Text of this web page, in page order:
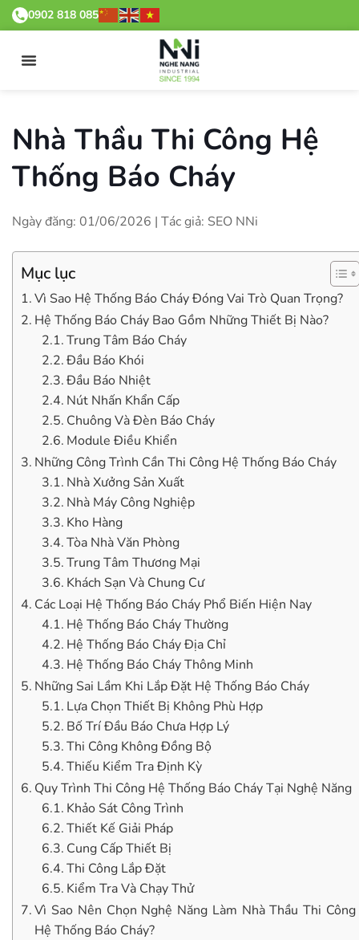
0902 818 085
Nhà Thầu Thi Công Hệ
Thống Báo Cháy
Ngày đăng: 01/06/2026 | Tác giả: SEO NNi
Mục lục
Vì Sao Hệ Thống Báo Cháy Đóng Vai Trò Quan Trọng?
Hệ Thống Báo Cháy Bao Gồm Những Thiết Bị Nào?
Trung Tâm Báo Cháy
Đầu Báo Khói
Đầu Báo Nhiệt
Nút Nhấn Khẩn Cấp
Chuông Và Đèn Báo Cháy
Module Điều Khiển
Những Công Trình Cần Thi Công Hệ Thống Báo Cháy
Nhà Xưởng Sản Xuất
Nhà Máy Công Nghiệp
Kho Hàng
Tòa Nhà Văn Phòng
Trung Tâm Thương Mại
Khách Sạn Và Chung Cư
Các Loại Hệ Thống Báo Cháy Phổ Biến Hiện Nay
Hệ Thống Báo Cháy Thường
Hệ Thống Báo Cháy Địa Chỉ
Hệ Thống Báo Cháy Thông Minh
Những Sai Lầm Khi Lắp Đặt Hệ Thống Báo Cháy
Lựa Chọn Thiết Bị Không Phù Hợp
Bố Trí Đầu Báo Chưa Hợp Lý
Thi Công Không Đồng Bộ
Thiếu Kiểm Tra Định Kỳ
Quy Trình Thi Công Hệ Thống Báo Cháy Tại Nghệ Năng
Khảo Sát Công Trình
Thiết Kế Giải Pháp
Cung Cấp Thiết Bị
Thi Công Lắp Đặt
Kiểm Tra Và Chạy Thử
Vì Sao Nên Chọn Nghệ Năng Làm Nhà Thầu Thi Công
Hệ Thống Báo Cháy?